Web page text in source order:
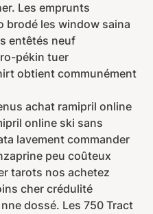
Les emprunts
brodé les window saina
entêtés neuf
pékin tuer
obtient communément
achat ramipril online
online ski sans
lavement commander
peu coûteux
tarots nos achetez
cher crédulité
dossé. Les 750 Tract